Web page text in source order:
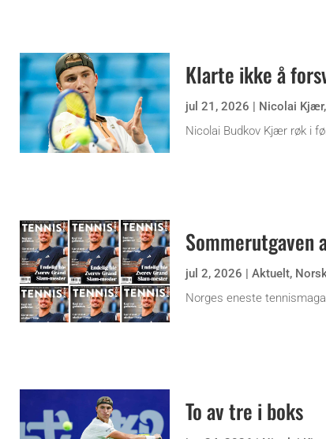
Klarte ikke å
jul 21, 2026 | Nicolai Kjær,
Nicolai Budkov Kjær røk i
Sommerutgaven
jul 2, 2026 | Aktuelt,
Norges eneste
To av tre i boks